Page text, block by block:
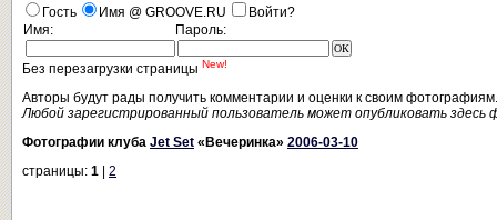
Гость Имя @ GROOVE.RU
Войти?
Имя:
Пароль:
Без перезагрузки страницы New!
Авторы будут рады получить комментарии и оценки к своим
Любой зарегистрированный пользователь может опубликовать здесь
Фотографии клуба Jet Set «Вечеринка» 2006-03-10
страницы: 1 2